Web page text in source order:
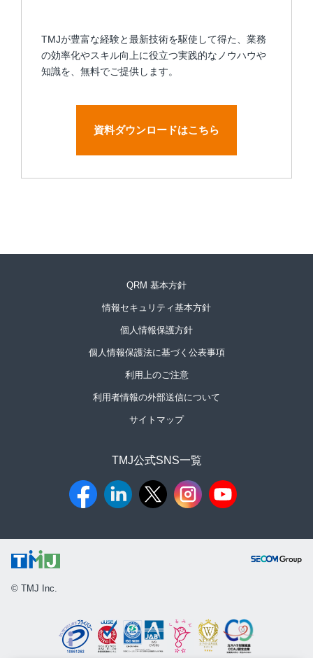
TMJが豊富な経験と最新技術を駆使して得た、業務
の効率化やスキル向上に役立つ実践的なノウハウや
知識を、無料でご提供します。
資料ダウンロードはこちら
QRM 基本方針
情報セキュリティ基本方針
個人情報保護方針
個人情報保護法に基づく公表事項
利用上のご注意
利用者情報の外部送信について
サイトマップ
TMJ公式SNS一覧​
© TMJ Inc.